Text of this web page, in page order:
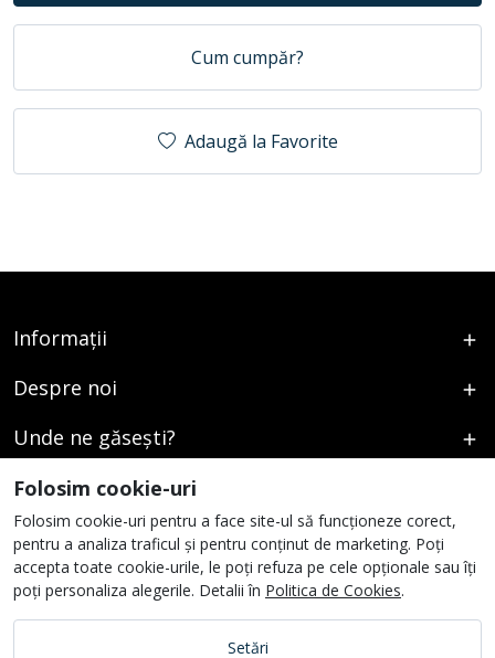
Cum cumpăr?
Adaugă la Favorite
Informații
Despre noi
Unde ne găsești?
Urmați-ne
Folosim cookie-uri
Folosim cookie-uri pentru a face site-ul să funcționeze corect,
pentru a analiza traficul și pentru conținut de marketing. Poți
accepta toate cookie-urile, le poți refuza pe cele opționale sau îți
poți personaliza alegerile. Detalii în Politica de Cookies.
Setări